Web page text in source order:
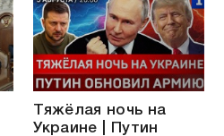
Тяжёлая ночь на
Украине | Путин